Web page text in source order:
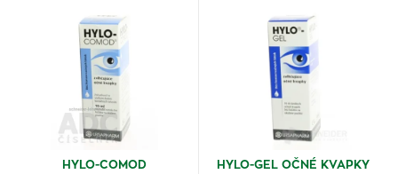
HYLO-COMOD HYLO-GEL OČNÉ KVAPKY